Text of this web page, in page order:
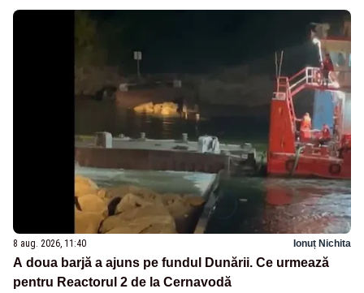
8 aug. 2026, 11:40 Ionuț Nichita
A doua barjă a ajuns pe fundul Dunării. Ce urmează
pentru Reactorul 2 de la Cernavodă